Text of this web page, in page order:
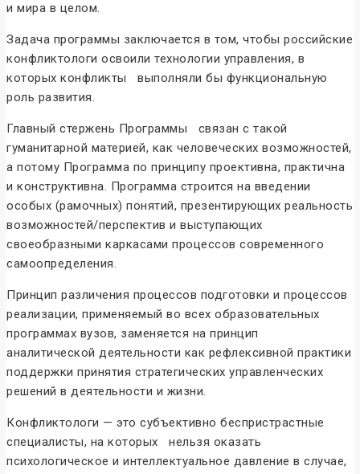
и мира в целом.
Задача программы заключается в том, чтобы российские
конфликтологи освоили технологии управления, в
которых конфликты выполняли бы функциональную
роль развития.
Главный стержень Программы связан с такой
гуманитарной материей, как человеческих возможностей,
а потому Программа по принципу проективна, практична
и конструктивна. Программа строится на введении
особых (рамочных) понятий, презентирующих реальность
возможностей/перспектив и выступающих
своеобразными каркасами процессов современного
самоопределения.
Принцип различения процессов подготовки и процессов
реализации, применяемый во всех образовательных
программах вузов, заменяется на принцип
аналитической деятельности как рефлексивной практики
поддержки принятия стратегических управленческих
решений в деятельности и жизни.
Конфликтологи — это субъективно беспристрастные
специалисты, на которых нельзя оказать
психологическое и интеллектуальное давление в случае,